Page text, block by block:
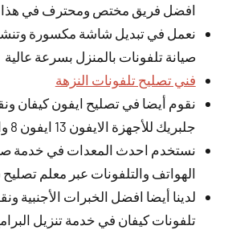
افضل فريق مختص ومحترف في هذا
نعمل في تبديل شاشة مكسورة
صيانة تلفونات بالمنزل بسرعة عالية
فني تصليح تلفونات النزهة
نقوم أيضا في تصليح ايفون كيفان
جلبريك للأجهزة الايفون 13 ايفون 8 وايفون 11 وغيرها
نستخدم احدث المعدات في خدمة
الهواتف والتلفونات عبر معلم
لدينا أيضا افضل الخبرات الأجنبية
تلفونات كيفان في خدمة تنزيل